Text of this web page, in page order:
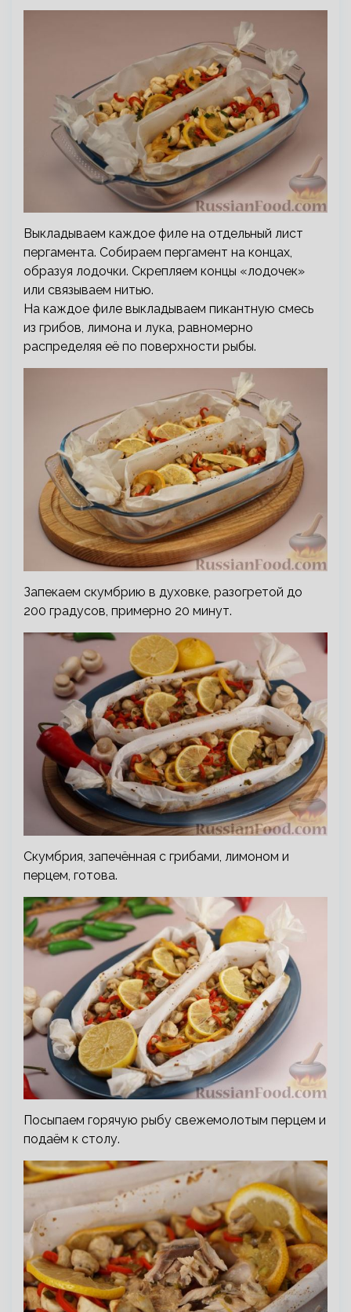
Выкладываем каждое филе на отдельный лист
пергамента. Собираем пергамент на концах,
образуя лодочки. Скрепляем концы «лодочек»
или связываем нитью.
На каждое филе выкладываем пикантную смесь
из грибов, лимона и лука, равномерно
распределяя её по поверхности рыбы.
Запекаем скумбрию в духовке, разогретой до
200 градусов, примерно 20 минут.
Скумбрия, запечённая с грибами, лимоном и
перцем, готова.
Посыпаем горячую рыбу свежемолотым перцем и
подаём к столу.